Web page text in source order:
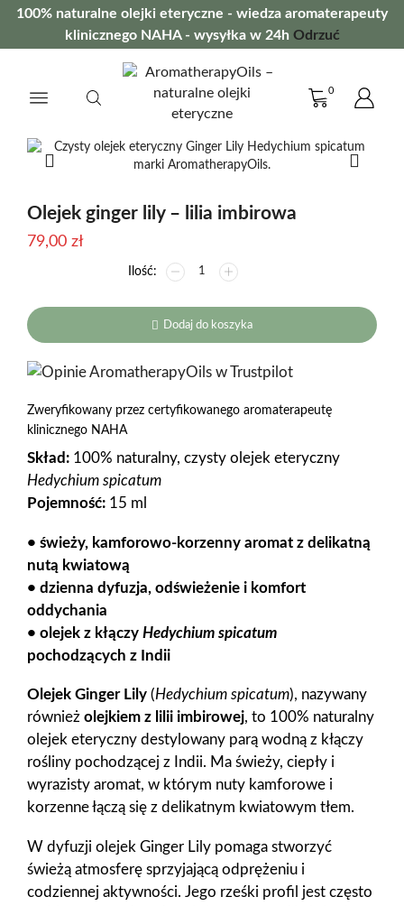
100% naturalne olejki eteryczne - wiedza aromaterapeuty
klinicznego NAHA - wysyłka w 24h Odrzuć
0
Olejek ginger lily – lilia imbirowa
79,00 zł
ilość
ginger
lily
-
imbirowa
Dodaj do koszyka
Zweryfikowany przez certyfikowanego aromaterapeutę
klinicznego NAHA
Skład: 100% naturalny, czysty olejek eteryczny
Hedychium spicatum
Pojemność: 15 ml
• świeży, kamforowo-korzenny aromat z delikatną
nutą kwiatową
• dzienna dyfuzja, odświeżenie i komfort
oddychania
• olejek z kłączy Hedychium spicatum
pochodzących z Indii
Olejek Ginger Lily (Hedychium spicatum), nazywany
również olejkiem z lilii imbirowej, to 100% naturalny
olejek eteryczny destylowany parą wodną z kłączy
rośliny pochodzącej z Indii. Ma świeży, ciepły i
wyrazisty aromat, w którym nuty kamforowe i
korzenne łączą się z delikatnym kwiatowym tłem.
W dyfuzji olejek Ginger Lily pomaga stworzyć
świeżą atmosferę sprzyjającą odprężeniu i
codziennej aktywności. Jego rześki profil jest często